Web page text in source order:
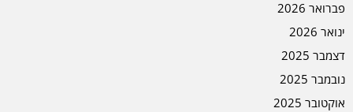
פברואר 2026
ינואר 2026
דצמבר 2025
נובמבר 2025
אוקטובר 2025